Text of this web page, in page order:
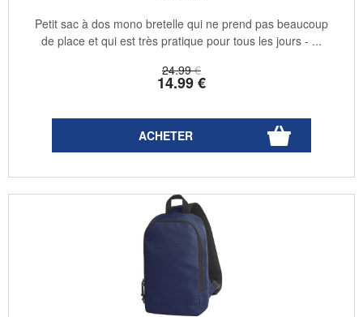
24.99 €
14.99€
Petit sac à dos mono bretelle qui ne prend pas beaucoup
de place et qui est très pratique pour tous les jours - ...